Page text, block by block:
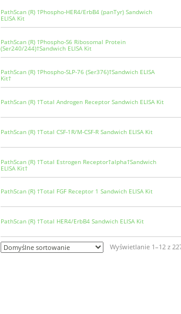
PathScan (R) †Phospho-HER4/ErbB4 (panTyr) Sandwich
ELISA Kit
PathScan (R) †Phospho-S6 Ribosomal Protein
(Ser240/244)†Sandwich ELISA Kit
PathScan (R) †Phospho-SLP-76 (Ser376)†Sandwich ELISA
Kit†
PathScan (R) †Total Androgen Receptor Sandwich ELISA Kit
PathScan (R) †Total CSF-1R/M-CSF-R Sandwich ELISA Kit
PathScan (R) †Total Estrogen Receptor†alpha†Sandwich
ELISA Kit†
PathScan (R) †Total FGF Receptor 1 Sandwich ELISA Kit
PathScan (R) †Total HER4/ErbB4 Sandwich ELISA Kit
Wyświetlanie 1–12 z